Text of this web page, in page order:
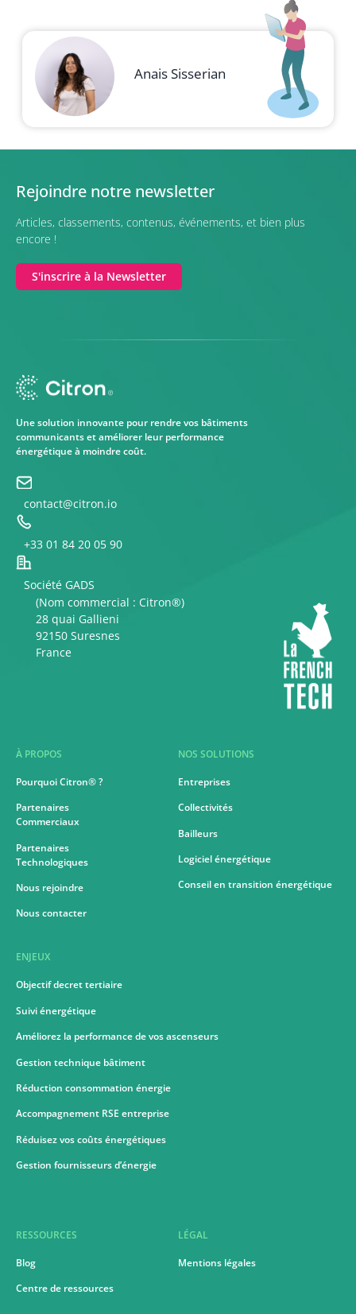
Anais Sisserian
Rejoindre notre newsletter
Articles, classements, contenus, événements, et bien plus
encore !
S'inscrire à la Newsletter
Une solution innovante pour rendre vos bâtiments
communicants et améliorer leur performance
énergétique à moindre coût.
contact@citron.io
+33 01 84 20 05 90
Société GADS
(Nom commercial : Citron®)
28 quai Gallieni
92150 Suresnes
France
À PROPOS
Pourquoi Citron® ?
Partenaires
Commerciaux
Partenaires
Technologiques
Nous rejoindre
Nous contacter
ENJEUX
Objectif decret tertiaire
Suivi énergétique
Améliorez la performance de vos ascenseurs
Gestion technique bâtiment
Réduction consommation énergie
Accompagnement RSE entreprise
Réduisez vos coûts énergétiques
Gestion fournisseurs d’énergie
NOS SOLUTIONS
Entreprises
Collectivités
Bailleurs
Logiciel énergétique
Conseil en transition énergétique
RESSOURCES
Blog
Centre de ressources
LÉGAL
Mentions légales